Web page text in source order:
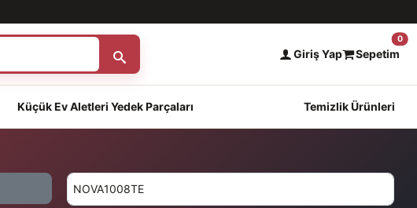
Giriş Yap Sepetim
0
Küçük Ev Aletleri Yedek Parçaları Temizlik Ürünleri